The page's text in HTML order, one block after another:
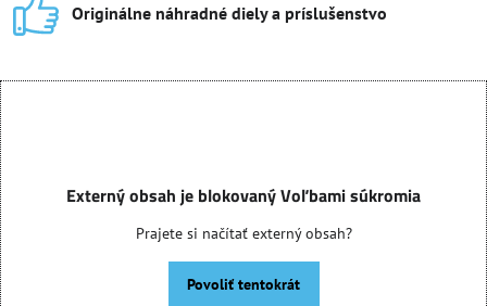
Originálne náhradné diely a príslušenstvo
Externý obsah je blokovaný Voľbami súkromia
Prajete si načítať externý obsah?
Povoliť tentokrát